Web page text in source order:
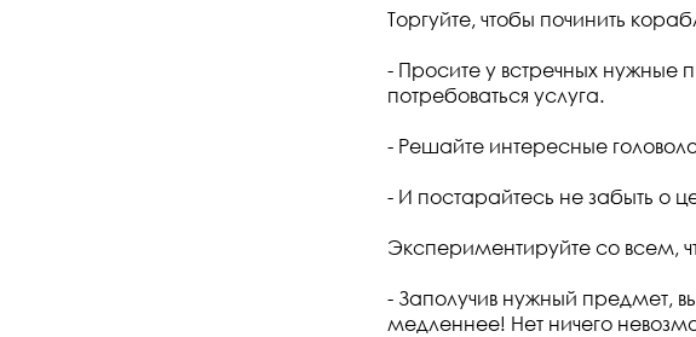
Торгуйте, чтобы починить
- Просите у встречных нужные
потребоваться услуга.
- Решайте интересные
- И постарайтесь не забыть о
Экспериментируйте со всем,
- Заполучив нужный предмет,
медленнее! Нет ничего